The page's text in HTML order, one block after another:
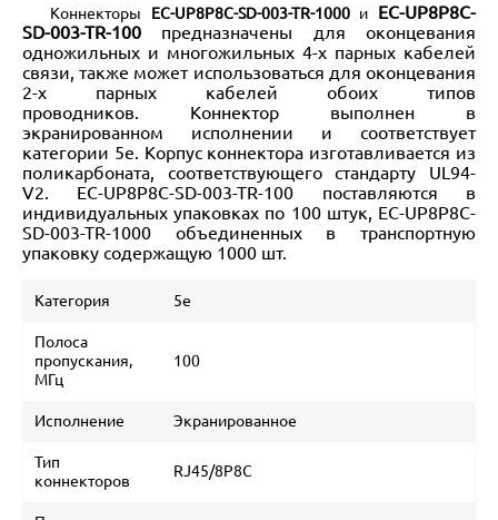
Коннекторы EC-UP8P8C-SD-003-TR-1000и EC-UP8P8C-
SD-003-TR-100 предназначены для оконцевания
одножильных и многожильных 4-х парных кабелей
связи, также может использоваться для оконцевания
2-х парных кабелей обоих типов
проводников. Коннектор выполнен в
экранированном исполнении и соответствует
категории 5e. Корпус коннектора изготавливается из
поликарбоната, соответствующего стандарту UL94-
V2. EC-UP8P8C-SD-003-TR-100 поставляются в
индивидуальных упаковках по 100 штук, EC-UP8P8C-
SD-003-TR-1000 объединенных в транспортную
упаковку содержащую 1000 шт.
Категория 5е
Полоса
пропускания,
МГц
100
Исполнение Экранированное
Тип
коннекторов
RJ45/8P8C